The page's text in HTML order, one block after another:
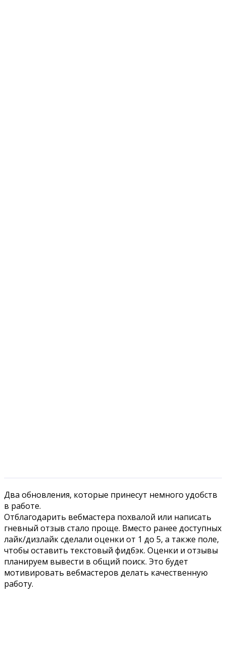
Два обновления, которые принесут немного удобств
в работе.
Отблагодарить вебмастера похвалой или написать
гневный отзыв стало проще. Вместо ранее доступных
лайк/дизлайк сделали оценки от 1 до 5, а также поле,
чтобы оставить текстовый фидбэк. Оценки и отзывы
планируем вывести в общий поиск. Это будет
мотивировать вебмастеров делать качественную
работу.